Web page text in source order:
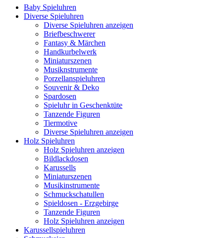
Baby Spieluhren
Diverse Spieluhren
Diverse Spieluhren anzeigen
Briefbeschwerer
Fantasy & Märchen
Handkurbelwerk
Miniaturszenen
Musiknstrumente
Porzellanspieluhren
Souvenir & Deko
Spardosen
Spieluhr in Geschenktüte
Tanzende Figuren
Tiermotive
Diverse Spieluhren anzeigen
Holz Spieluhren
Holz Spieluhren anzeigen
Bildlackdosen
Karussells
Miniaturszenen
Musikinstrumente
Schmuckschatullen
Spieldosen - Erzgebirge
Tanzende Figuren
Holz Spieluhren anzeigen
Karussellspieluhren